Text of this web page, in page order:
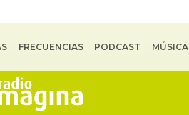
FRECUENCIAS PODCAST MÚSICA